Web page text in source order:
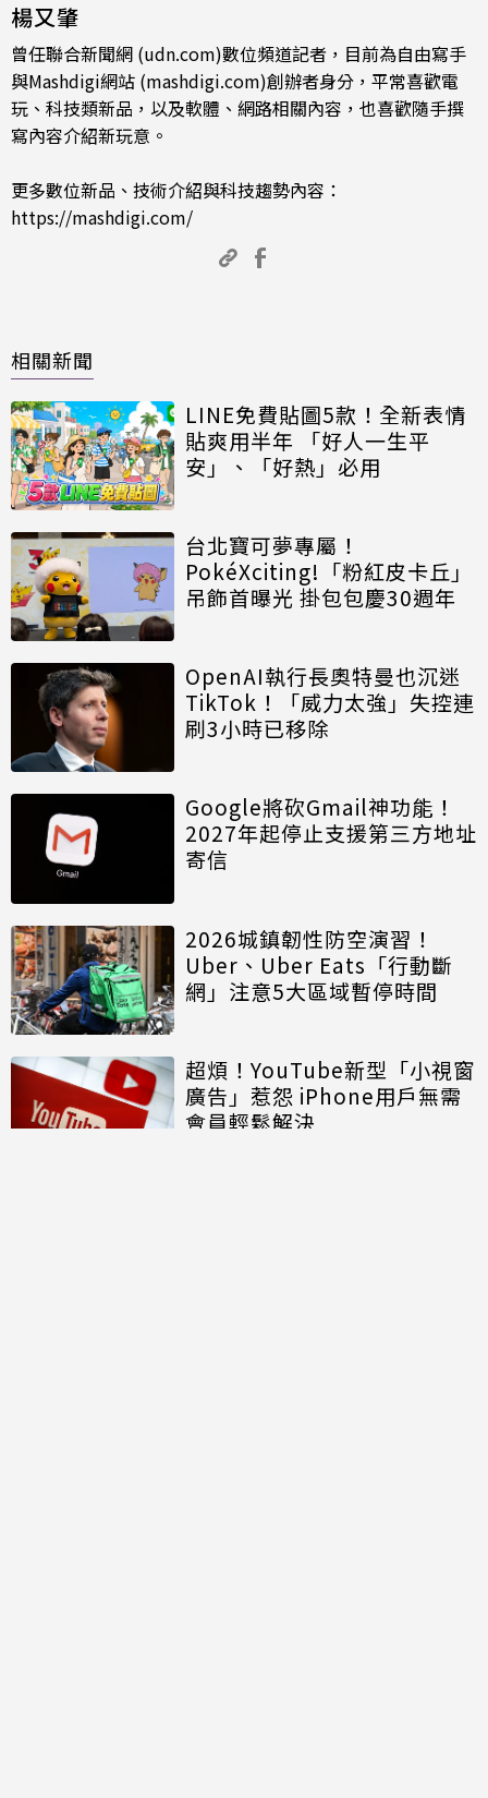
楊又肇
曾任聯合新聞網 (udn.com)數位頻道記者，目前為自由寫手
與Mashdigi網站 (mashdigi.com)創辦者身分，平常喜歡電
玩、科技類新品，以及軟體、網路相關內容，也喜歡隨手撰
寫內容介紹新玩意。
更多數位新品、技術介紹與科技趨勢內容：
https://mashdigi.com/
相關新聞
LINE免費貼圖5款！全新表情
貼爽用半年 「好人一生平
安」、「好熱」必用
台北寶可夢專屬！
PokéXciting!「粉紅皮卡丘」
吊飾首曝光 掛包包慶30週年
OpenAI執行長奧特曼也沉迷
TikTok！「威力太強」失控連
刷3小時已移除
Google將砍Gmail神功能！
2027年起停止支援第三方地址
寄信
2026城鎮韌性防空演習！
Uber、Uber Eats「行動斷
網」注意5大區域暫停時間
超煩！YouTube新型「小視窗
廣告」惹怨 iPhone用戶無需
會員輕鬆解決